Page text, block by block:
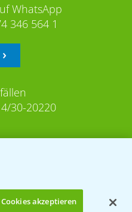
WhatsApp
346 564 1
30-20220
Cookies akzeptieren